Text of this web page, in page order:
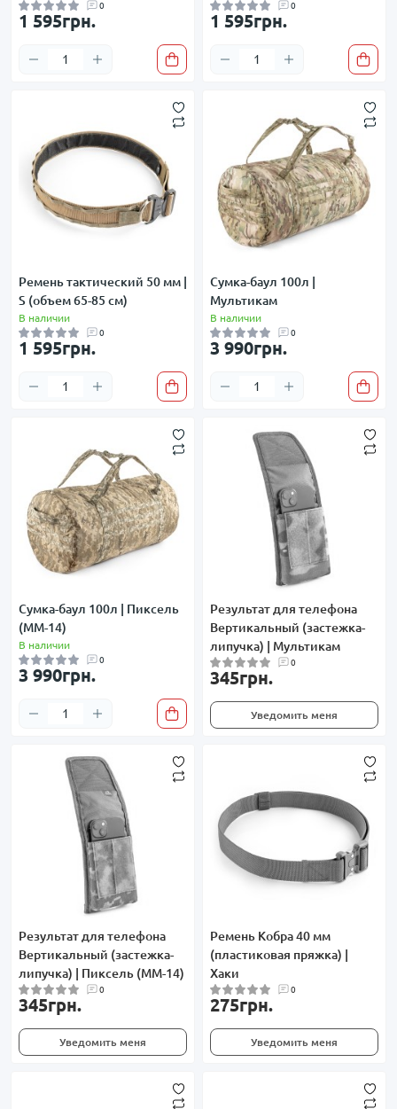
0
1 595грн.
0
1 595грн.
Ремень тактический 50 мм |
S (объем 65-85 см)
В наличии
0
1 595грн.
Сумка-баул 100л |
Мультикам
В наличии
0
3 990грн.
Сумка-баул 100л | Пиксель
(ММ-14)
В наличии
0
3 990грн.
Результат для телефона
Вертикальный (застежка-
липучка) | Мультикам
0
345грн.
Уведомить меня
Результат для телефона
Вертикальный (застежка-
липучка) | Пиксель (ММ-14)
0
345грн.
Уведомить меня
Ремень Кобра 40 мм
(пластиковая пряжка) |
Хаки
0
275грн.
Уведомить меня